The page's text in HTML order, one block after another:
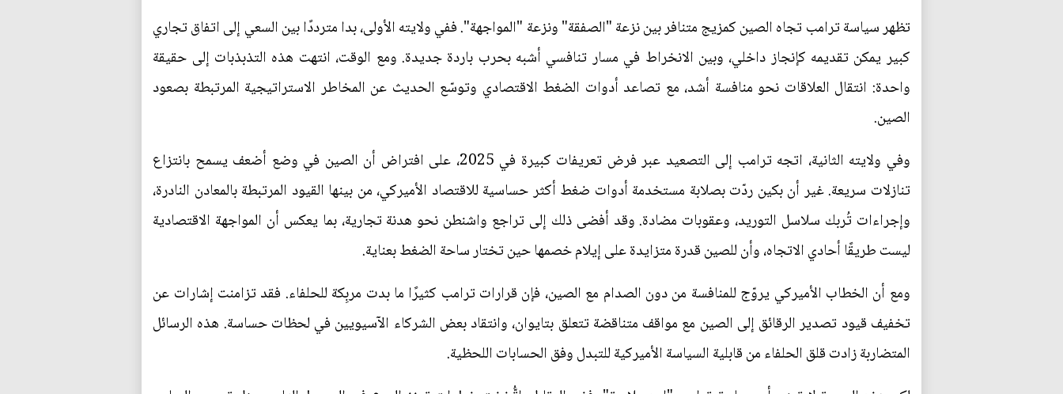
تظهر سياسة ترامب تجاه الصين كمزيج متنافر بين نزعة "الصفقة" ونزعة "المواجهة". ففي ولايته الأولى، بدا مترددًا بين السعي إلى اتفاق تجاري
كبير يمكن تقديمه كإنجاز داخلي، وبين الانخراط في مسار تنافسي أشبه بحرب باردة جديدة. ومع الوقت، انتهت هذه التذبذبات إلى حقيقة
واحدة: انتقال العلاقات نحو منافسة أشد، مع تصاعد أدوات الضغط الاقتصادي وتوسّع الحديث عن المخاطر الاستراتيجية المرتبطة بصعود
الصين.
وفي ولايته الثانية، اتجه ترامب إلى التصعيد عبر فرض تعريفات كبيرة في 2025، على افتراض أن الصين في وضع أضعف يسمح بانتزاع
تنازلات سريعة. غير أن بكين ردّت بصلابة مستخدمة أدوات ضغط أكثر حساسية للاقتصاد الأميركي، من بينها القيود المرتبطة بالمعادن النادرة،
وإجراءات تُربك سلاسل التوريد، وعقوبات مضادة. وقد أفضى ذلك إلى تراجع واشنطن نحو هدنة تجارية، بما يعكس أن المواجهة الاقتصادية
ليست طريقًا أحادي الاتجاه، وأن للصين قدرة متزايدة على إيلام خصمها حين تختار ساحة الضغط بعناية.
ومع أن الخطاب الأميركي يروّج للمنافسة من دون الصدام مع الصين، فإن قرارات ترامب كثيرًا ما بدت مربِكة للحلفاء. فقد تزامنت إشارات عن
تخفيف قيود تصدير الرقائق إلى الصين مع مواقف متناقضة تتعلق بتايوان، وانتقاد بعض الشركاء الآسيويين في لحظات حساسة. هذه الرسائل
المتضاربة زادت قلق الحلفاء من قابلية السياسة الأميركية للتبدل وفق الحسابات اللحظية.